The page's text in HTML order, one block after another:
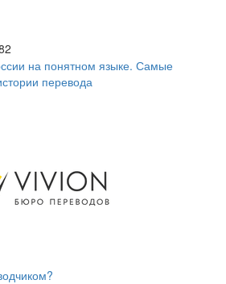
на понятном языке. Самые
перевода